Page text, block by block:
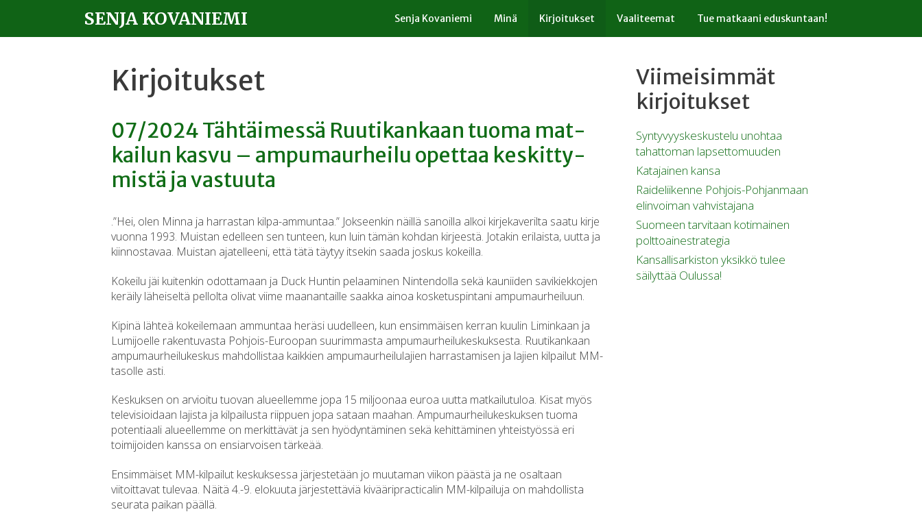
SENJA KOVANIEMI Senja Kovaniemi Minä Kirjoitukset Vaaliteemat Tue matkaani eduskuntaan!
Kirjoitukset
07/2024 Täh­täi­mes­sä Ruu­ti­kan­kaan tuoma mat­
kai­lun kasvu – am­pu­ma­ur­hei­lu opettaa kes­kit­ty­
mis­tä ja vas­tuu­ta
.”Hei, olen Minna ja harrastan kilpa-ammuntaa.” Jokseenkin näillä sanoilla alkoi kirjekaverilta saatu kirje
vuonna 1993. Muistan edelleen sen tunteen, kun luin tämän kohdan kirjeestä. Jotakin erilaista, uutta ja
kiinnostavaa. Muistan ajatelleeni, että tätä täytyy itsekin saada joskus kokeilla.
Kokeilu jäi kuitenkin odottamaan ja Duck Huntin pelaaminen Nintendolla sekä kauniiden savikiekkojen
keräily läheiseltä pellolta olivat viime maanantaille saakka ainoa kosketuspintani ampumaurheiluun.
Kipinä lähteä kokeilemaan ammuntaa heräsi uudelleen, kun ensimmäisen kerran kuulin Liminkaan ja
Lumijoelle rakentuvasta Pohjois-Euroopan suurimmasta ampumaurheilukeskuksesta. Ruutikankaan
ampumaurheilukeskus mahdollistaa kaikkien ampumaurheilulajien harrastamisen ja lajien kilpailut MM-
tasolle asti.
Keskuksen on arvioitu tuovan alueellemme jopa 15 miljoonaa euroa uutta matkailutuloa. Kisat myös
televisioidaan lajista ja kilpailusta riippuen jopa sataan maahan. Ampumaurheilukeskuksen tuoma
potentiaali alueellemme on merkittävät ja sen hyödyntäminen sekä kehittäminen yhteistyössä eri
toimijoiden kanssa on ensiarvoisen tärkeää.
Ensimmäiset MM-kilpailut keskuksessa järjestetään jo muutaman viikon päästä ja ne osaltaan
viitoittavat tulevaa. Näitä 4.-9. elokuuta järjestettäviä kivääripracticalin MM-kilpailuja on mahdollista
seurata paikan päällä.
Viimeisimmät
kirjoitukset
Syntyvyyskeskustelu unohtaa
tahattoman lapsettomuuden
Katajainen kansa
Raideliikenne Pohjois-Pohjanmaan
elinvoiman vahvistajana
Suomeen tarvitaan kotimainen
polttoainestrategia
Kansallisarkiston yksikkö tulee
säilyttää Oulussa!